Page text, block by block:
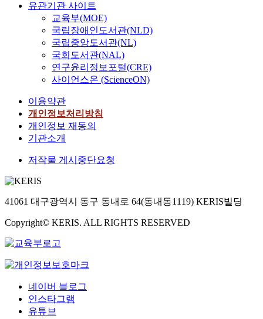
유관기관 사이트
교육부(MOE)
국립장애인도서관(NLD)
국립중앙도서관(NL)
국회도서관(NAL)
연구윤리정보포털(CRE)
사이언스온 (ScienceON)
이용약관
개인정보처리방침
개인정보 재동의
기관소개
저작물 게시중단요청
41061 대구광역시 동구 동내로 64(동내동1119) KERIS빌딩
Copyright© KERIS. ALL RIGHTS RESERVED
네이버 블로그
인스타그램
유튜브